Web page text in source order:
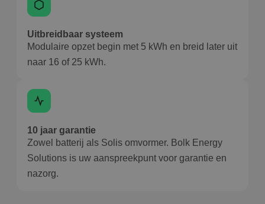
Uitbreidbaar systeem
Modulaire opzet begin met 5 kWh en breid later uit
naar 16 of 25 kWh.
10 jaar garantie
Zowel batterij als Solis omvormer. Bolk Energy
Solutions is uw aanspreekpunt voor garantie en
nazorg.